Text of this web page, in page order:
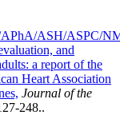
ASH/ASPC/
and
a report of the
Heart Association
Journal of the
248..